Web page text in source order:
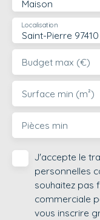
Maison
Saint-Pierre 97410
Localisation
Budget max (€)
Surface min (m²)
Pièces min
J'accepte le
personnelles
souhaitez pas
commerciale
vous inscrire